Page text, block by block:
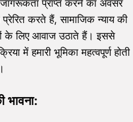
जागरूकता प्राप्त करने का अवसर
करते हैं, सामाजिक न्याय की
के लिए आवाज उठाते हैं। इससे
में हमारी भूमिका महत्वपूर्ण होती
भावना: